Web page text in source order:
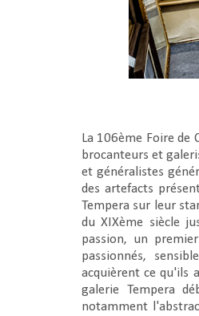
La 106ème Foire
brocanteurs et
et généralistes
des artefacts
Tempera sur leur
du XIXème siècle
passion, un
passionnés,
acquièrent ce qu'ils
galerie Tempera
notamment